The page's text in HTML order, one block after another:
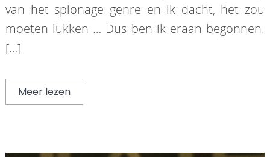
van het spionage genre en ik dacht, het zou
moeten lukken … Dus ben ik eraan begonnen.
[…]
Meer lezen